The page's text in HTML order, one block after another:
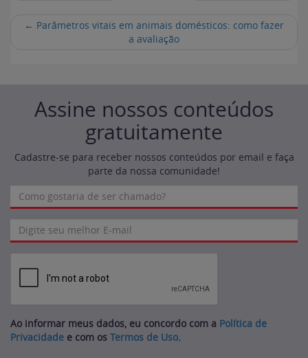
← Parâmetros vitais em animais domésticos: como fazer
a avaliação
Assine nossos conteúdos
gratuitamente
Cadastre-se para receber nossos conteúdos por email e faça
parte da nossa comunidade!
Ao informar meus dados, eu concordo com a Política de
Privacidade e com os Termos de Uso.